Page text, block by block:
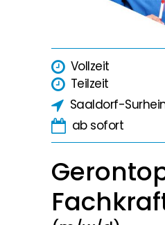
Vollzeit
Teilzeit
Saaldorf-
ab sofort